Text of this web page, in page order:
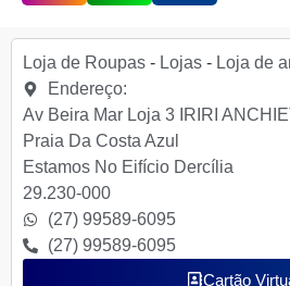
Loja de Roupas - Lojas - Loja de
Endereço:
Av Beira Mar Loja 3 IRIRI
Praia Da Costa Azul
Estamos No Eifício Dercília
29.230-000
(27) 99589-6095
(27) 99589-6095
Cartão